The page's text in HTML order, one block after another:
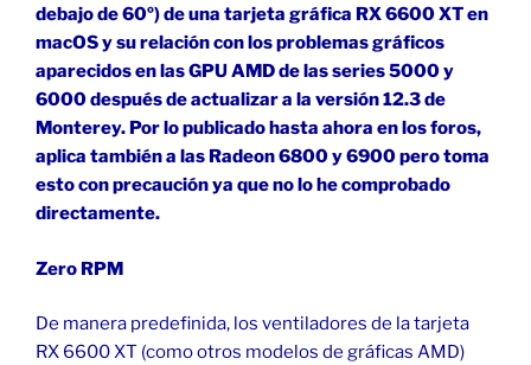
debajo de 60º) de una tarjeta gráfica RX 6600 XT en
macOS y su relación con los problemas gráficos
aparecidos en las GPU AMD de las series 5000 y
6000 después de actualizar a la versión 12.3 de
Monterey. Por lo publicado hasta ahora en los foros,
aplica también a las Radeon 6800 y 6900 pero toma
esto con precaución ya que no lo he comprobado
directamente.
Zero RPM
De manera predefinida, los ventiladores de la tarjeta
RX 6600 XT (como otros modelos de gráficas AMD)